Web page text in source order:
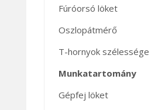
Fúróorsó löket
Oszlopátmérő
T-hornyok szélessége
Munkatartomány
Gépfej löket